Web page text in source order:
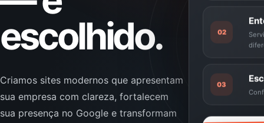
escolhido.
Criamos sites modernos que apresentam
sua empresa com clareza, fortalecem
sua presença no Google e transformam
02
03